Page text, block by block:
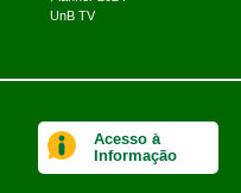
UnB TV
Acesso à
Informação